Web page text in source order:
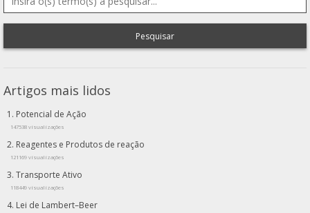
Pesquisar
Artigos mais lidos
Potencial de Ação
147538 visualizações
Reagentes e Produtos de reação
121169 visualizações
Transporte Ativo
118449 visualizações
Lei de Lambert–Beer